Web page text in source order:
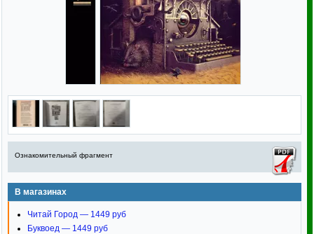
Ознакомительный фрагмент
В магазинах
Читай Город — 1449 руб
Буквоед — 1449 руб